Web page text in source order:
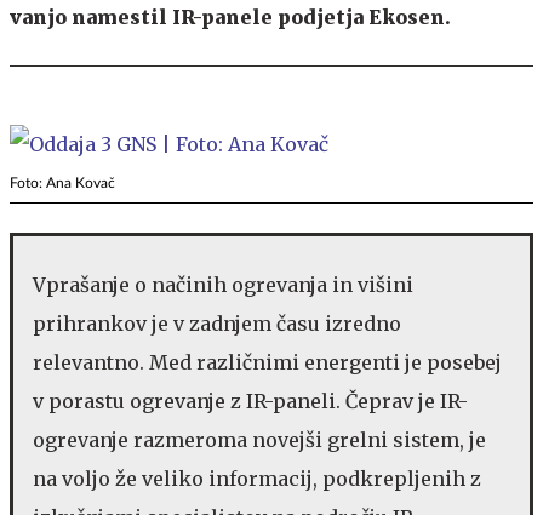
vanjo namestil IR-panele podjetja Ekosen.
Foto: Ana Kovač
Vprašanje o načinih ogrevanja in višini
prihrankov je v zadnjem času izredno
relevantno. Med različnimi energenti je posebej
v porastu ogrevanje z IR-paneli. Čeprav je IR-
ogrevanje razmeroma novejši grelni sistem, je
na voljo že veliko informacij, podkrepljenih z